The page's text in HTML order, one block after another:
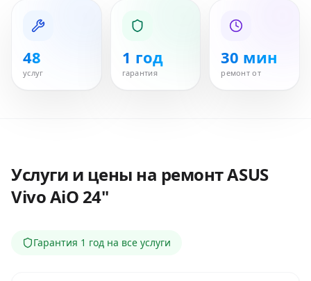
48
услуг
1 год
гарантия
30 мин
ремонт от
Услуги и цены на ремонтASUS
Vivo AiO 24"
Гарантия 1 год на все услуги